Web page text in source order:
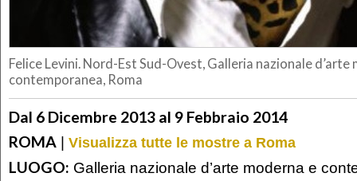
Felice Levini. Nord-Est Sud-Ovest, Galleria nazionale d’arte
contemporanea, Roma
Dal 6 Dicembre 2013 al 9 Febbraio 2014
ROMA | Visualizza tutte le mostre a Roma
LUOGO: Galleria nazionale d’arte moderna e